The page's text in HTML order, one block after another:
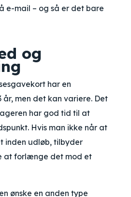
e-mail – og så er det bare
og
har en
år, men det kan variere. Det
har god tid til at
Hvis man ikke når at
inden udløb, tilbyder
at forlænge det mod et
ønske en anden type